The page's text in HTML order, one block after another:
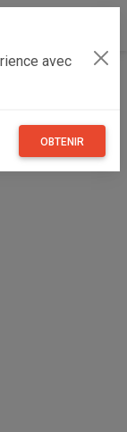
avec
OBTENIR